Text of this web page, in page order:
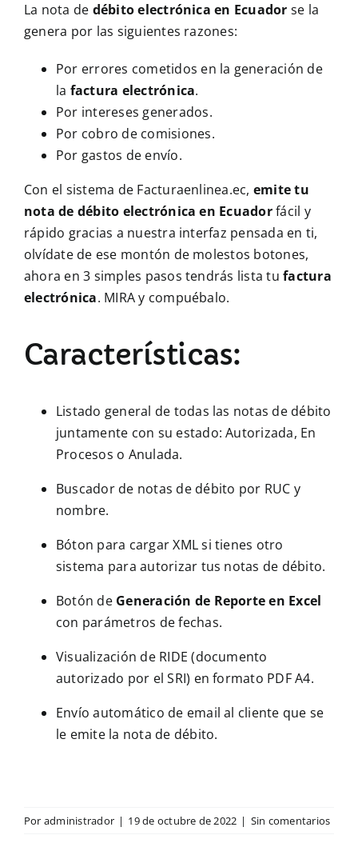
La nota de débito electrónica en Ecuador se la
genera por las siguientes razones:
Por errores cometidos en la generación de
la factura electrónica.
Por intereses generados.
Por cobro de comisiones.
Por gastos de envío.
Con el sistema de Facturaenlinea.ec, emite tu
nota de débito electrónica en Ecuadorfácil y
rápido gracias a nuestra interfaz pensada en ti,
olvídate de ese montón de molestos botones,
ahora en 3 simples pasos tendrás lista tufactura
electrónica. MIRA y compuébalo.
Características:
Listado general de todas las notas de débito
juntamente con su estado: Autorizada, En
Procesos o Anulada.
Buscador de notas de débito por RUC y
nombre.
Bóton para cargar XML si tienes otro
sistema para autorizar tus notas de débito.
Botón de Generación de Reporte en Excel
con parámetros de fechas.
Visualización de RIDE (documento
autorizado por el SRI) en formato PDF A4.
Envío automático de email al cliente que se
le emite la nota de débito.
Por administrador | 19 de octubre de 2022 | Sin comentarios